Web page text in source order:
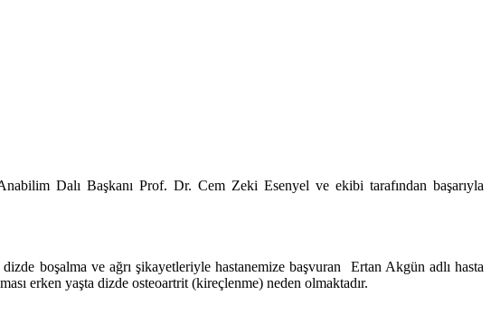
Dalı Başkanı Prof. Dr. Cem Zeki Esenyel ve ekibi tarafından başarıyla
dizde boşalma ve ağrı şikayetleriyle hastanemize başvuran Ertan Akgün adlı hasta
erken yaşta dizde osteoartrit (kireçlenme) neden olmaktadır.